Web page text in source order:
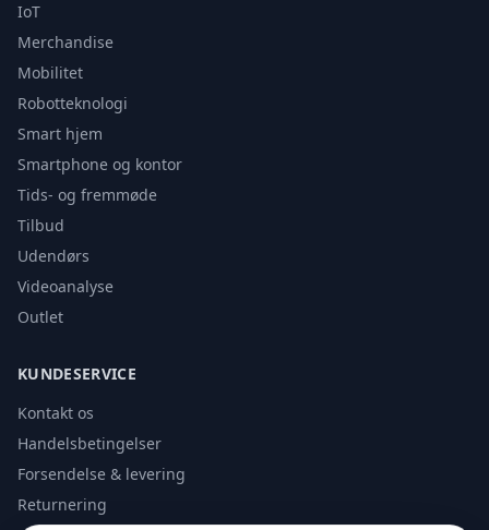
IoT
Merchandise
Mobilitet
Robotteknologi
Smart hjem
Smartphone og kontor
Tids- og fremmøde
Tilbud
Udendørs
Videoanalyse
Outlet
KUNDESERVICE
Kontakt os
Handelsbetingelser
Forsendelse & levering
Returnering